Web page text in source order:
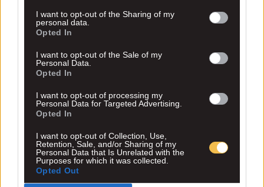
I want to opt-out of the Sharing of my
personal data.
Opted In
I want to opt-out of the Sale of my
Personal Data.
Opted In
I want to opt-out of processing my
Personal Data for Targeted Advertising.
Opted In
I want to opt-out of Collection, Use,
Retention, Sale, and/or Sharing of my
Personal Data that Is Unrelated with the
Purposes for which it was collected.
Opted Out